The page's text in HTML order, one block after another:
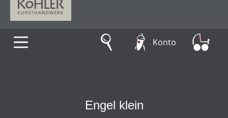
Konto
Engel klein